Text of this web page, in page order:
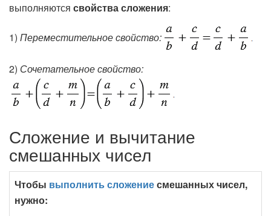
выполняются свойства сложения:
1) Переместительное свойство:
2) Сочетательное свойство:
Сложение и вычитание
смешанных чисел
Чтобы выполнить сложениесмешанных чисел,
нужно: